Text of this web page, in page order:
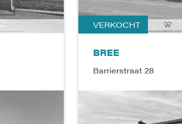
VERKOCHT
BREE
Barrierstraat 28